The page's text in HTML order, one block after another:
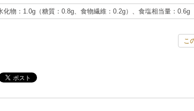
物：1.0g（糖質：0.8g、食物繊維：0.2g）、食塩相当量：0.6g
こ